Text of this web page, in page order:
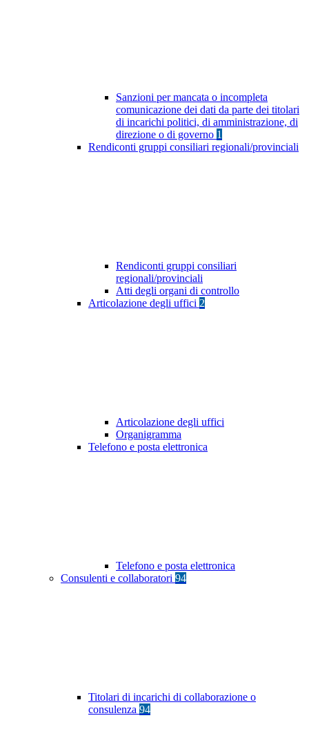
Sanzioni per mancata o incompleta
comunicazione dei dati da parte dei titolari
di incarichi politici, di amministrazione, di
direzione o di governo 1
Rendiconti gruppi consiliari regionali/provinciali
Rendiconti gruppi consiliari
regionali/provinciali
Atti degli organi di controllo
Articolazione degli uffici 2
Articolazione degli uffici
Organigramma
Telefono e posta elettronica
Telefono e posta elettronica
Consulenti e collaboratori 94
Titolari di incarichi di collaborazione o
consulenza 94